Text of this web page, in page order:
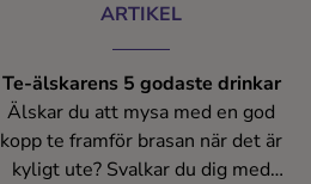
ARTIKEL
Te-älskarens 5 godaste drinkar
Älskar du att mysa med en god
kopp te framför brasan när det är
kyligt ute? Svalkar du dig med